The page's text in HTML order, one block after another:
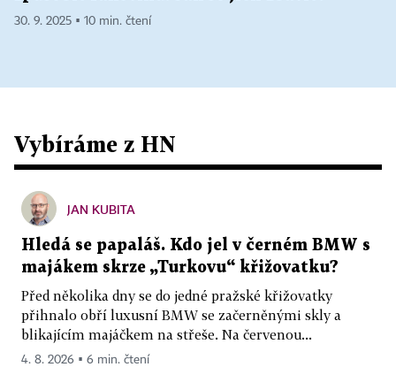
30. 9. 2025 ▪ 10 min. čtení
Vybíráme z HN
JAN KUBITA
Hledá se papaláš. Kdo jel v černém BMW s
majákem skrze „Turkovu“ křižovatku?
Před několika dny se do jedné pražské křižovatky
přihnalo obří luxusní BMW se začerněnými skly a
blikajícím majáčkem na střeše. Na červenou...
4. 8. 2026 ▪ 6 min. čtení